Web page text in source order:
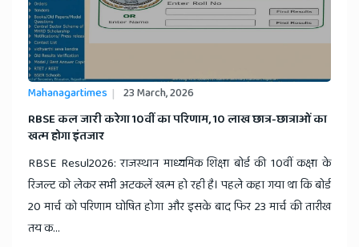
Mahanagartimes 23 March, 2026
RBSE कल जारी करेगा 10वीं का परिणाम, 10 लाख छात्र-छात्राओं का
खत्म होगा इंतजार
RBSE Resul2026: राजस्थान माध्यमिक शिक्षा बोर्ड की 10वीं कक्षा के
रिजल्ट को लेकर सभी अटकलें खत्म हो रही है। पहले कहा गया था कि बोर्ड
20 मार्च को परिणाम घोषित होगा और इसके बाद फिर 23 मार्च की तारीख
तय क...